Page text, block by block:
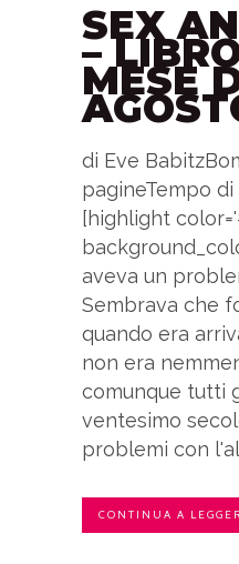
SEX
–
MESE
di Eve
pagineTempo
[highlight
aveva un
Sembrava che
quando era
non era
comunque tutti
ventesimo
problemi con
CONTINUA A